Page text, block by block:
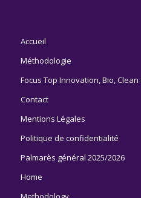
Accueil
Méthodologie
Focus Top Innovation, Bio,
Contact
Mentions Légales
Politique de confidentialité
Palmarès général 2025/2026
Home